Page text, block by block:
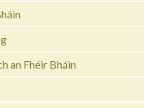
an Fhéir Bháin